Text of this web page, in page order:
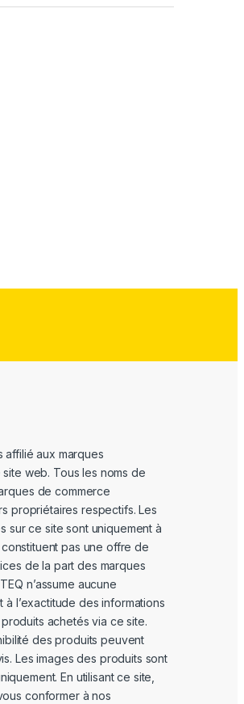
affilié aux marques
web. Tous les noms de
de commerce
propriétaires respectifs. Les
sur ce site sont uniquement à
pas une offre de
de la part des marques
n’assume aucune
à l’exactitude des informations
produits achetés via ce site.
des produits peuvent
Les images des produits sont
En utilisant ce site,
conformer à nos